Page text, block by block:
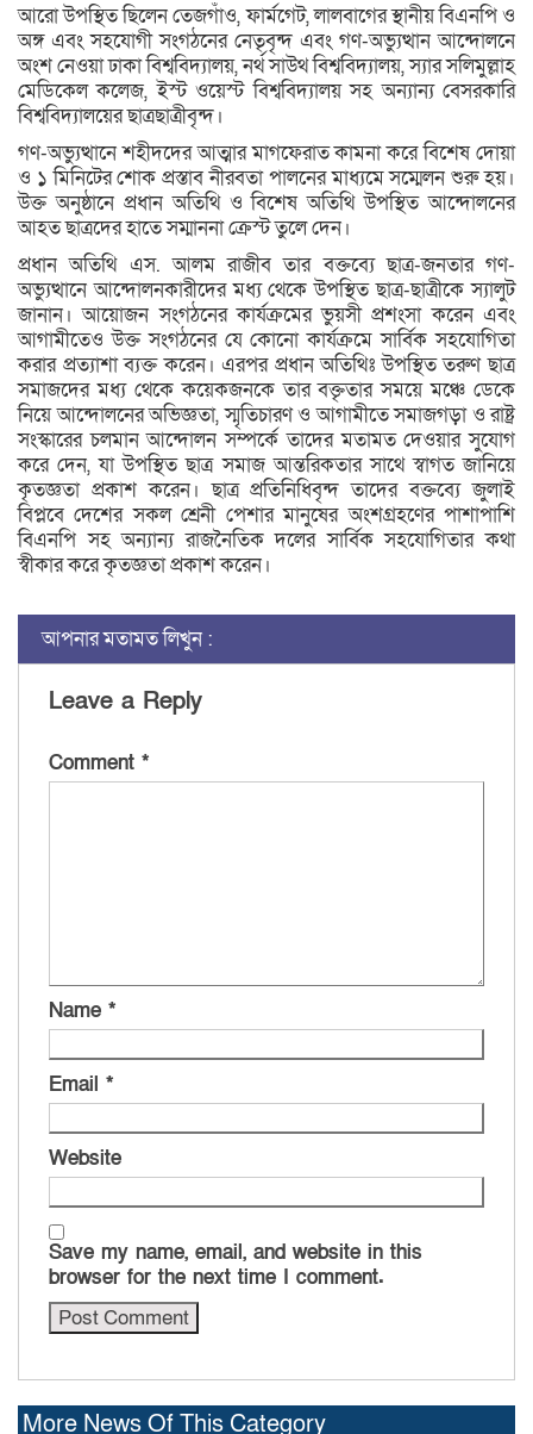
আরো উপস্থিত ছিলেন তেজগাঁও, ফার্মগেট, লালবাগের স্থানীয় বিএনপি ও
অঙ্গ এবং সহযোগী সংগঠনের নেতৃবৃন্দ এবং গণ-অভ্যুত্থান আন্দোলনে
অংশ নেওয়া ঢাকা বিশ্ববিদ্যালয়, নর্থ সাউথ বিশ্ববিদ্যালয়, স্যার সলিমুল্লাহ
মেডিকেল কলেজ, ইস্ট ওয়েস্ট বিশ্ববিদ্যালয় সহ অন্যান্য বেসরকারি
বিশ্ববিদ্যালয়ের ছাত্রছাত্রীবৃন্দ।
গণ-অভ্যুত্থানে শহীদদের আত্মার মাগফেরাত কামনা করে বিশেষ দোয়া
ও ১ মিনিটের শোক প্রস্তাব নীরবতা পালনের মাধ্যমে সম্মেলন শুরু হয়।
উক্ত অনুষ্ঠানে প্রধান অতিথি ও বিশেষ অতিথি উপস্থিত আন্দোলনের
আহত ছাত্রদের হাতে সম্মাননা ক্রেস্ট তুলে দেন।
প্রধান অতিথি এস. আলম রাজীব তার বক্তব্যে ছাত্র-জনতার গণ-
অভ্যুত্থানে আন্দোলনকারীদের মধ্য থেকে উপস্থিত ছাত্র-ছাত্রীকে স্যালুট
জানান। আয়োজন সংগঠনের কার্যক্রমের ভুয়সী প্রশংসা করেন এবং
আগামীতেও উক্ত সংগঠনের যে কোনো কার্যক্রমে সার্বিক সহযোগিতা
করার প্রত্যাশা ব্যক্ত করেন। এরপর প্রধান অতিথিঃ উপস্থিত তরুণ ছাত্র
সমাজদের মধ্য থেকে কয়েকজনকে তার বক্তৃতার সময়ে মঞ্চে ডেকে
নিয়ে আন্দোলনের অভিজ্ঞতা, স্মৃতিচারণ ও আগামীতে সমাজগড়া ও রাষ্ট্র
সংস্কারের চলমান আন্দোলন সম্পর্কে তাদের মতামত দেওয়ার সুযোগ
করে দেন, যা উপস্থিত ছাত্র সমাজ আন্তরিকতার সাথে স্বাগত জানিয়ে
কৃতজ্ঞতা প্রকাশ করেন। ছাত্র প্রতিনিধিবৃন্দ তাদের বক্তব্যে জুলাই
বিপ্লবে দেশের সকল শ্রেনী পেশার মানুষের অংশগ্রহণের পাশাপাশি
বিএনপি সহ অন্যান্য রাজনৈতিক দলের সার্বিক সহযোগিতার কথা
স্বীকার করে কৃতজ্ঞতা প্রকাশ করেন।
আপনার মতামত লিখুন :
Leave a Reply
Comment *
Name *
Email *
Website
Save my name, email, and website in this
browser for the next time I comment.
More News Of This Category